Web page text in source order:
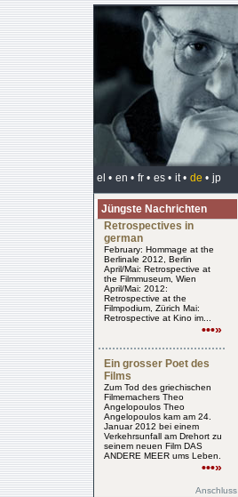
el • en • fr • es • it • de • jp
Jüngste Nachrichten
Retrospectives in
german
February: Hommage at the
Berlinale 2012, Berlin
April/Mai: Retrospective at
the Filmmuseum, Wien
April/Mai: 2012:
Retrospective at the
Filmpodium, Zürich Mai:
Retrospective at Kino im...
•••»
Ein grosser Poet des
Films
Zum Tod des griechischen
Filmemachers Theo
Angelopoulos Theo
Angelopoulos kam am 24.
Januar 2012 bei einem
Verkehrsunfall am Drehort zu
seinem neuen Film DAS
ANDERE MEER ums Leben.
•••»
Anschluss